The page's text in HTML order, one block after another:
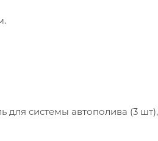
для системы автополива (3